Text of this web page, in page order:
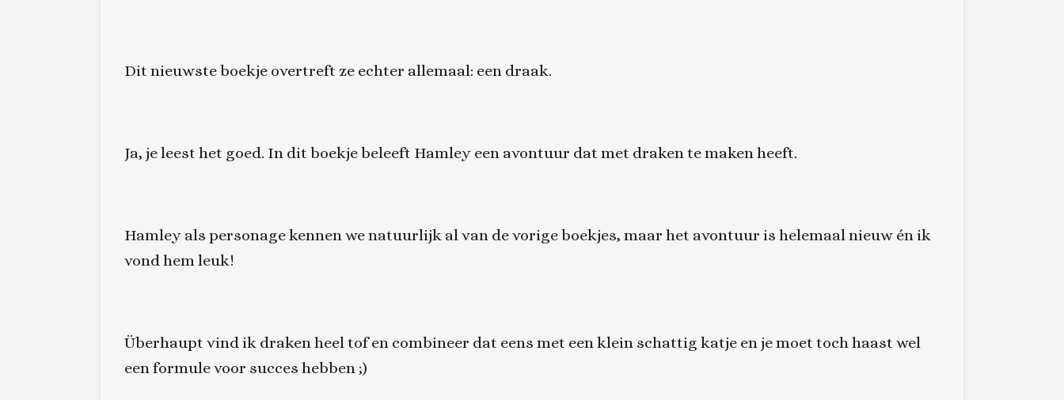
Dit nieuwste boekje overtreft ze echter allemaal: een draak.
Ja, je leest het goed. In dit boekje beleeft Hamley een avontuur dat met draken te maken heeft.
Hamley als personage kennen we natuurlijk al van de vorige boekjes, maar het avontuur is helemaal nieuw én ik
vond hem leuk!
Überhaupt vind ik draken heel tof en combineer dat eens met een klein schattig katje en je moet toch haast wel
een formule voor succes hebben ;)